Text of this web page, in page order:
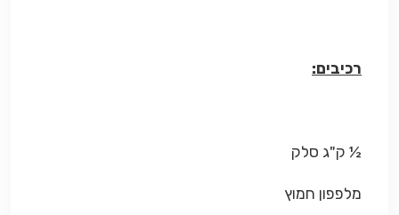
רכיבים:
½ ק"ג סלק
מלפפון חמוץ